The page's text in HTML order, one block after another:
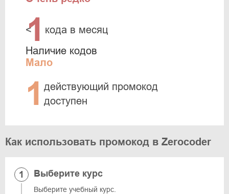
<
1 кода в месяц
Наличие кодов
Мало
1 действующий промокод
доступен
Как использовать промокод в Zerocoder
Выберите курс
Выберите учебный курс.